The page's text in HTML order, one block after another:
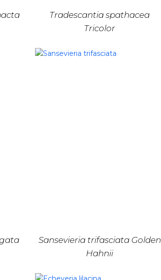
Tradescantia spathacea
Tricolor
Sansevieria trifasciata Golden
Hahnii